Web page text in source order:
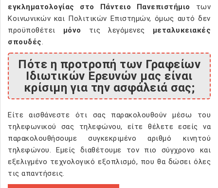
εγκληματολογίας στο Πάντειο Πανεπιστήμιο των
Κοινωνικών και Πολιτικών Επιστημών, όμως αυτό δεν
προϋποθέτει μόνο τις λεγόμενες μεταλυκειακές
σπουδές.
Πότε η προτροπή των Γραφείων
Ιδιωτικών Ερευνών μας είναι
κρίσιμη για την ασφάλειά σας;
Είτε αισθάνεστε ότι σας παρακολουθούν μέσω του
τηλεφωνικού σας τηλεφώνου, είτε θέλετε εσείς να
παρακολουθήσουμε συγκεκριμένο αριθμό κινητού
τηλεφώνου. Εμείς διαθέτουμε τον πιο σύγχρονο και
εξελιγμένο τεχνολογικό εξοπλισμό, που θα δώσει όλες
τις απαντήσεις.